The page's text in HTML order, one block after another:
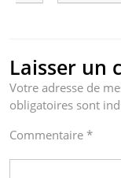
Laisser un
Votre adresse de
obligatoires sont
Commentaire *